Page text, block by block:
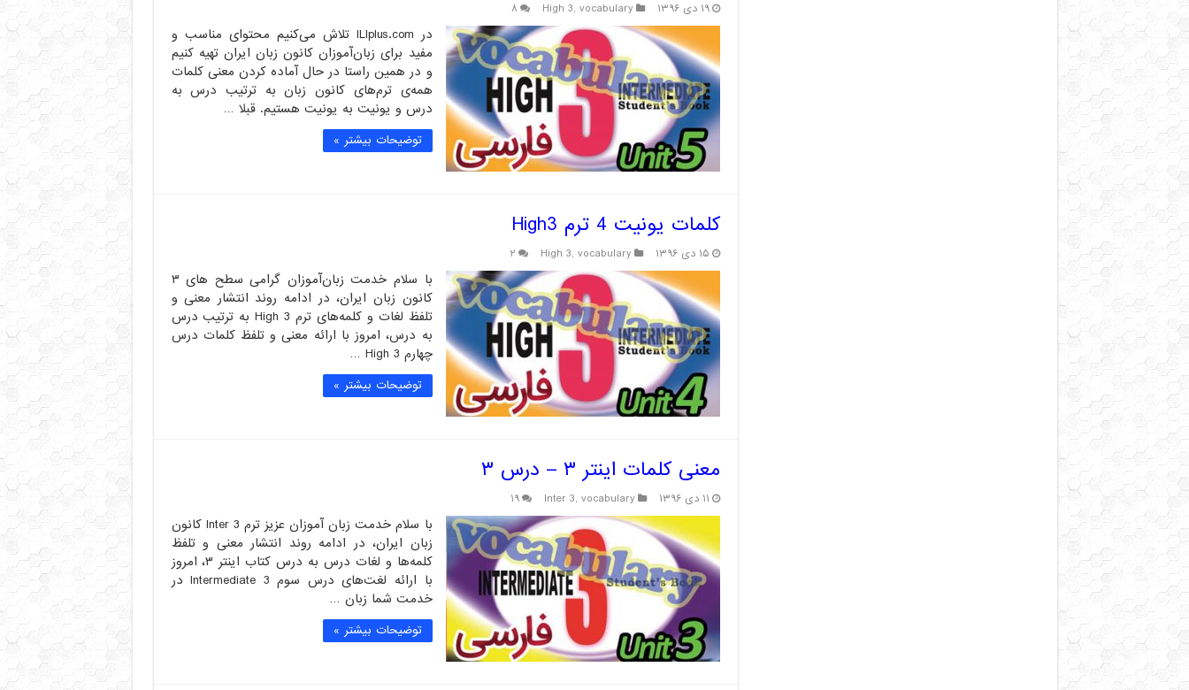
۱۹ دی ۱۳۹۶ High 3, vocabulary ۸
در ILIplus.com تلاش می‌کنیم محتوای مناسب و
مفید برای زبان‌آموزان کانون زبان ایران تهیه کنیم
و در همین راستا در حال آماده کردن معنی کلمات
همه‌ی ترم‌های کانون زبان به ترتیب درس به
درس و یونیت به یونیت هستیم. قبلا …
توضیحات بیشتر »
کلمات یونیت 4 ترم High3
۱۵ دی ۱۳۹۶ High 3, vocabulary ۲
با سلام خدمت زبان‌آموزان گرامی سطح های ۳
کانون زبان ایران، در ادامه روند انتشار معنی و
تلفظ لغات و کلمه‌های ترم High 3 به ترتیب درس
به درس، امروز با ارائه معنی و تلفظ کلمات درس
چهارم High 3 …
توضیحات بیشتر »
معنی کلمات اینتر ۳ – درس ۳
۱۱ دی ۱۳۹۶ Inter 3, vocabulary ۱۹
با سلام خدمت زبان آموزان عزیز ترم Inter 3 کانون
زبان ایران، در ادامه روند انتشار معنی و تلفظ
کلمه‌ها و لغات درس به درس کتاب اینتر ۳، امروز
با ارائه لغت‌های درس سوم Intermediate 3 در
خدمت شما زبان …
توضیحات بیشتر »